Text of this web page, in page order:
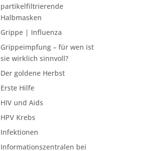
partikelfiltrierende
Halbmasken
Grippe | Influenza
Grippeimpfung – für wen ist
sie wirklich sinnvoll?
Der goldene Herbst
Erste Hilfe
HIV und Aids
HPV Krebs
Infektionen
Informationszentralen bei